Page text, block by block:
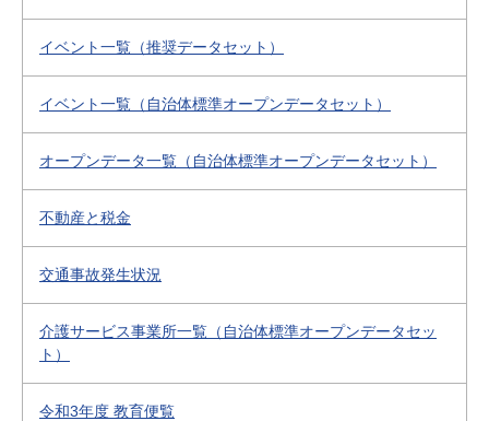
イベント一覧（推奨データセット）
イベント一覧（自治体標準オープンデータセット）
オープンデータ一覧（自治体標準オープンデータセット）
不動産と税金
交通事故発生状況
介護サービス事業所一覧（自治体標準オープンデータセッ
ト）
令和3年度 教育便覧